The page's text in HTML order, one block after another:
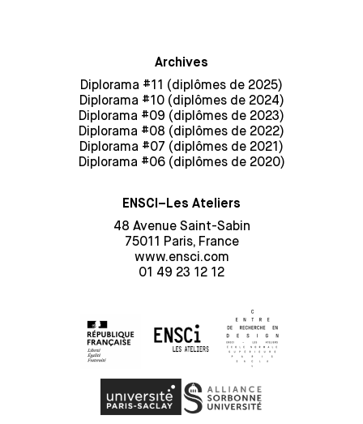
Archives
Diplorama #11 (diplômes de 2025)
Diplorama #10 (diplômes de 2024)
Diplorama #09 (diplômes de 2023)
Diplorama #08 (diplômes de 2022)
Diplorama #07 (diplômes de 2021)
Diplorama #06 (diplômes de 2020)
ENSCI–Les Ateliers
48 Avenue Saint-Sabin
75011 Paris, France
www.ensci.com
01 49 23 12 12